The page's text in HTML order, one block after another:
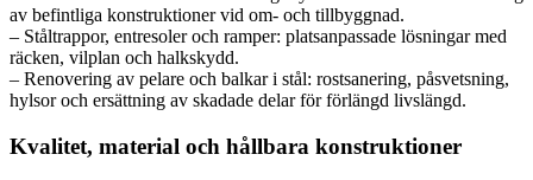
av befintliga konstruktioner vid om- och tillbyggnad.
– Ståltrappor, entresoler och ramper: platsanpassade lösningar med
räcken, vilplan och halkskydd.
– Renovering av pelare och balkar i stål: rostsanering, påsvetsning,
hylsor och ersättning av skadade delar för förlängd livslängd.
Kvalitet, material och hållbara konstruktioner